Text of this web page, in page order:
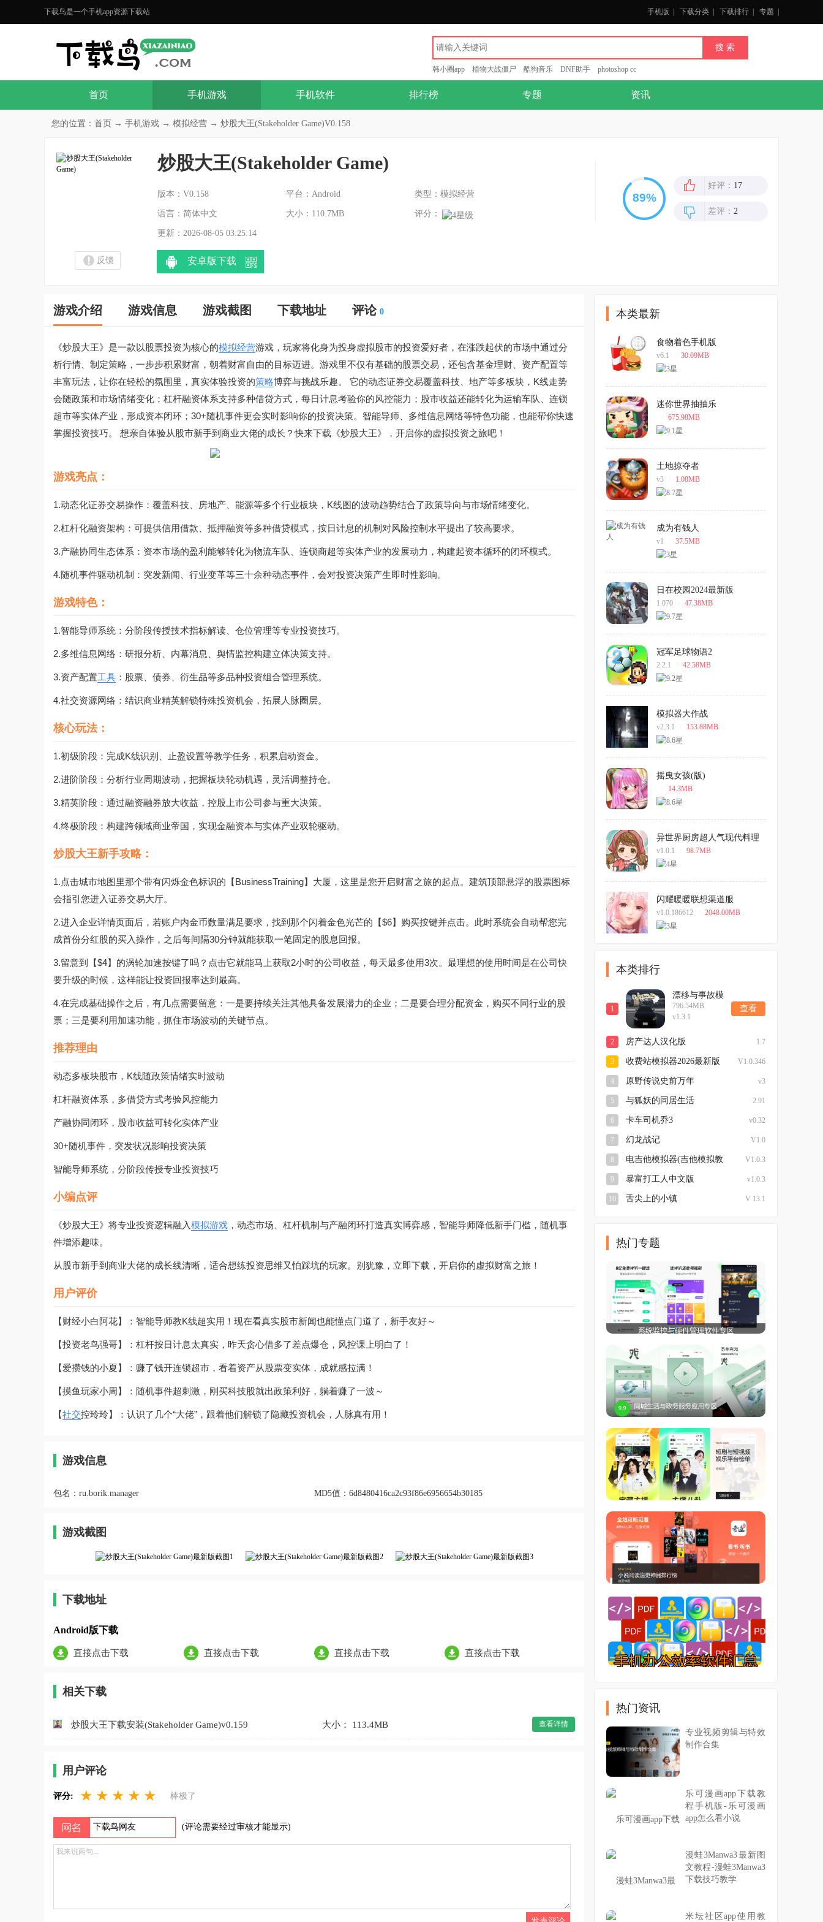
下载鸟是一个手机app资源下载站 手机版 下载分类 下载排行 专题
韩小圈app 植物大战僵尸 酷狗音乐 DNF助手 photoshop cc
首页 手机游戏 手机软件 排行榜 专题 资讯
您的位置： 首页 → 手机游戏 → 模拟经营 → 炒股大王(Stakeholder Game)V0.158
炒股大王(Stakeholder Game)
版本：V0.158 平台：Android 类型：模拟经营
语言：简体中文 大小：110.7MB 评分：
更新：2026-08-05 03:25:14
反馈 安卓版下载
好评： 17
差评： 2
游戏介绍 游戏信息 游戏截图 下载地址 评论 0
《炒股大王》是一款以股票投资为核心的模拟经营游戏，玩家将化身为投身虚拟股市的投资爱好者，在涨跌起伏的市场中通过分
析行情、制定策略，一步步积累财富，朝着财富自由的目标迈进。游戏里不仅有基础的股票交易，还包含基金理财、资产配置等
丰富玩法，让你在轻松的氛围里，真实体验投资的策略博弈与挑战乐趣。 它的动态证券交易覆盖科技、地产等多板块，K线走势
会随政策和市场情绪变化；杠杆融资体系支持多种借贷方式，每日计息考验你的风控能力；股市收益还能转化为运输车队、连锁
超市等实体产业，形成资本闭环；30+随机事件更会实时影响你的投资决策。智能导师、多维信息网络等特色功能，也能帮你快速
掌握投资技巧。 想亲自体验从股市新手到商业大佬的成长？快来下载《炒股大王》，开启你的虚拟投资之旅吧！
游戏亮点：
1.动态化证券交易操作：覆盖科技、房地产、能源等多个行业板块，K线图的波动趋势结合了政策导向与市场情绪变化。
2.杠杆化融资架构：可提供信用借款、抵押融资等多种借贷模式，按日计息的机制对风险控制水平提出了较高要求。
3.产融协同生态体系：资本市场的盈利能够转化为物流车队、连锁商超等实体产业的发展动力，构建起资本循环的闭环模式。
4.随机事件驱动机制：突发新闻、行业变革等三十余种动态事件，会对投资决策产生即时性影响。
游戏特色：
1.智能导师系统：分阶段传授技术指标解读、仓位管理等专业投资技巧。
2.多维信息网络：研报分析、内幕消息、舆情监控构建立体决策支持。
3.资产配置工具 ：股票、债券、衍生品等多品种投资组合管理系统。
4.社交资源网络：结识商业精英解锁特殊投资机会，拓展人脉圈层。
核心玩法：
1.初级阶段：完成K线识别、止盈设置等教学任务，积累启动资金。
2.进阶阶段：分析行业周期波动，把握板块轮动机遇，灵活调整持仓。
3.精英阶段：通过融资融券放大收益，控股上市公司参与重大决策。
4.终极阶段：构建跨领域商业帝国，实现金融资本与实体产业双轮驱动。
炒股大王新手攻略：
1.点击城市地图里那个带有闪烁金色标识的【BusinessTraining】大厦，这里是您开启财富之旅的起点。建筑顶部悬浮的股票图标
会指引您进入证券交易大厅。
2.进入企业详情页面后，若账户内金币数量满足要求，找到那个闪着金色光芒的【$6】购买按键并点击。此时系统会自动帮您完
成首份分红股的买入操作，之后每间隔30分钟就能获取一笔固定的股息回报。
3.留意到【$4】的涡轮加速按键了吗？点击它就能马上获取2小时的公司收益，每天最多使用3次。最理想的使用时间是在公司快
要升级的时候，这样能让投资回报率达到最高。
4.在完成基础操作之后，有几点需要留意：一是要持续关注其他具备发展潜力的企业；二是要合理分配资金，购买不同行业的股
票；三是要利用加速功能，抓住市场波动的关键节点。
推荐理由
动态多板块股市，K线随政策情绪实时波动
杠杆融资体系，多借贷方式考验风控能力
产融协同闭环，股市收益可转化实体产业
30+随机事件，突发状况影响投资决策
智能导师系统，分阶段传授专业投资技巧
小编点评
《炒股大王》将专业投资逻辑融入模拟游戏 ，动态市场、杠杆机制与产融闭环打造真实博弈感，智能导师降低新手门槛，随机事
件增添趣味。
从股市新手到商业大佬的成长线清晰，适合想练投资思维又怕踩坑的玩家。别犹豫，立即下载，开启你的虚拟财富之旅！
用户评价
【财经小白阿花】：智能导师教K线超实用！现在看真实股市新闻也能懂点门道了，新手友好～
【投资老鸟强哥】：杠杆按日计息太真实，昨天贪心借多了差点爆仓，风控课上明白了！
【爱攒钱的小夏】：赚了钱开连锁超市，看着资产从股票变实体，成就感拉满！
【摸鱼玩家小周】：随机事件超刺激，刚买科技股就出政策利好，躺着赚了一波～
【社交控玲玲】：认识了几个“大佬”，跟着他们解锁了隐藏投资机会，人脉真有用！
游戏信息
包名： ru.borik.manager MD5值： 6d8480416ca2c93f86e6956654b30185
游戏截图
下载地址
Android版下载
直接点击下载 直接点击下载 直接点击下载 直接点击下载
相关下载
炒股大王下载安装(Stakeholder Game)v0.159 大小： 113.4MB 查看详情
用户评论
评分: ★ ★ ★ ★ ★ 棒极了
(评论需要经过审核才能显示)
本类最新
食物着色手机版
v6.1 30.09MB
迷你世界抽抽乐
675.98MB
土地掠夺者
v3 1.08MB
成为有钱人
v1 37.5MB
日在校园2024最新版
1.070 47.38MB
冠军足球物语2
2.2.1 42.58MB
模拟器大作战
v2.3.1 153.88MB
摇曳女孩(版)
14.3MB
异世界厨房超人气现代料理
店游戏
v1.0.1 98.7MB
闪耀暖暖联想渠道服
v1.0.186612 2048.00MB
本类排行
1
漂移与事故模
拟器2026手机
版
796.54MB
v1.3.1
查看
2 房产达人汉化版 1.7
3 收费站模拟器2026最新版 V1.0.346
4 原野传说史前万年 v3
5 与狐妖的同居生活 2.91
6 卡车司机乔3 v0.32
7 幻龙战记 V1.0
8
电吉他模拟器(吉他模拟教
V1.0.3
9 暴富打工人中文版 v1.0.3
10 舌尖上的小镇 V 13.1
热门专题
热门资讯
专业视频剪辑与特效
制作合集
乐可漫画app下载教
程手机版-乐可漫画
app怎么看小说
漫蛙3Manwa3最新图
文教程-漫蛙3Manwa3
下载技巧教学
米坛社区app使用教